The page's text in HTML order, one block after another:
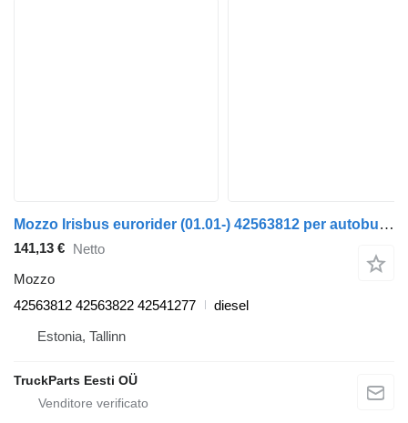
Mozzo Irisbus eurorider (01.01-) 42563812 per autobus Irisbus Access, Evadys, Axer, Karosa, Recreo, Domino, Agora, Citelis, Eurorider (1999-)
141,13 € Netto
Mozzo
42563812 42563822 42541277
diesel
Estonia, Tallinn
TruckParts Eesti OÜ